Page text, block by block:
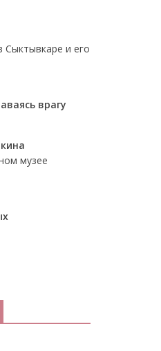
Сыктывкаре и его
врагу
музее